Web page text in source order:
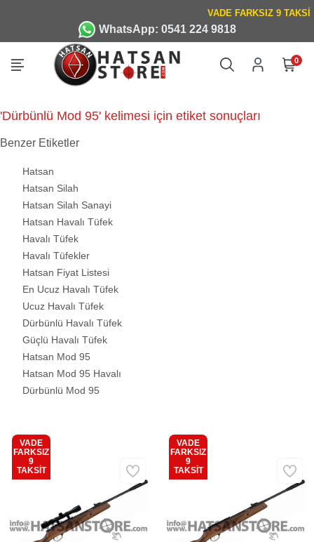
WhatsApp: 0541 224 9818
0
'Dürbünlü Mod 95' kelimesi için etiket sonuçları
Benzer Etiketler
Hatsan
Hatsan Silah
Hatsan Silah Sanayi
Hatsan Havalı Tüfek
Havalı Tüfek
Havalı Tüfekler
Hatsan Fiyat Listesi
En Ucuz Havalı Tüfek
Ucuz Havalı Tüfek
Dürbünlü Havalı Tüfek
Güçlü Havalı Tüfek
Hatsan Mod 95
Hatsan Mod 95 Havalı
Dürbünlü Mod 95
VADE
FARKSIZ
9
TAKSİT
Kargo
Bedava
VADE
FARKSIZ
9
TAKSİT
Kargo
Bedava